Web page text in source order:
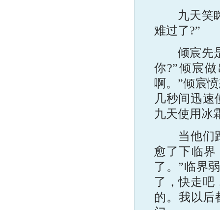
九天笑眯
难过了?”
倾宸先是
你?”倾宸
啊。”倾宸
几秒间迅速
九天使用冰
当他们跑
愈了下临界
了。”临界
了，快走吧
的。我以后